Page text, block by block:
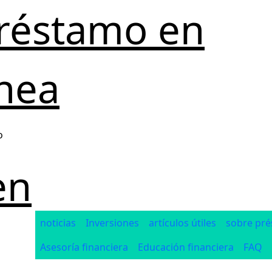
en
noticias Inversiones artículos útiles sobre
Asesoría financiera
Educación financiera FAQ